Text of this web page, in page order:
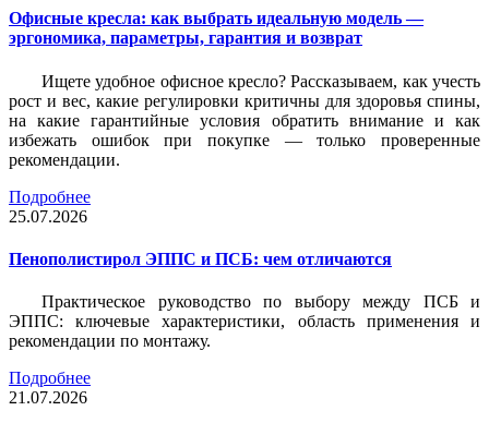
Офисные кресла: как выбрать идеальную модель —
эргономика, параметры, гарантия и возврат
Ищете удобное офисное кресло? Рассказываем, как учесть
рост и вес, какие регулировки критичны для здоровья спины,
на какие гарантийные условия обратить внимание и как
избежать ошибок при покупке — только проверенные
рекомендации.
Подробнее
25.07.2026
Пенополистирол ЭППС и ПСБ: чем отличаются
Практическое руководство по выбору между ПСБ и
ЭППС: ключевые характеристики, область применения и
рекомендации по монтажу.
Подробнее
21.07.2026